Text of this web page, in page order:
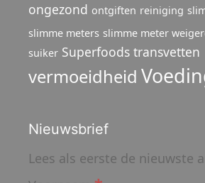
ongezond ontgiften reiniging
slimme meters slimme meter
suiker Superfoods transvetten
vermoeidheid
Nieuwsbrief
Lees als eerste de nieuwste